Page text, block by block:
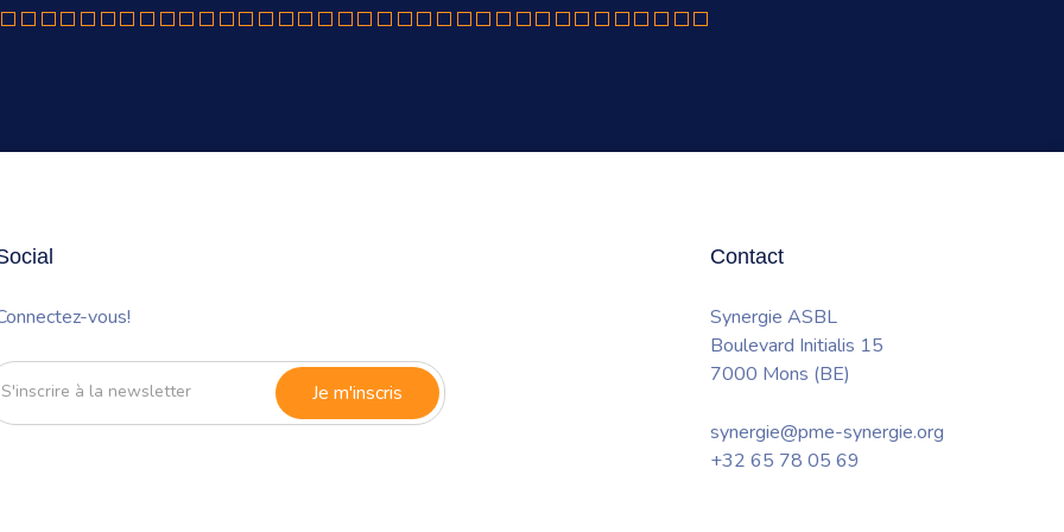
vous!
Contact
Synergie ASBL
Boulevard Initialis 15
7000 Mons (BE)
synergie@pme-synergie.org
+32 65 78 05 69